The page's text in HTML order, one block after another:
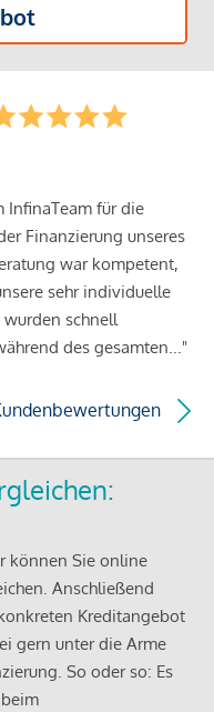
InfinaTeam für die
Finanzierung unseres
war kompetent,
sehr individuelle
schnell
des gesamten..."
können Sie online
Anschließend
Kreditangebot
gern unter die Arme
So oder so: Es